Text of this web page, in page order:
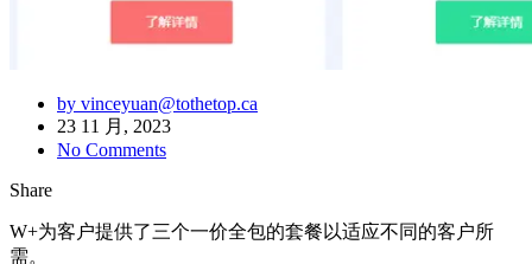
by vinceyuan@tothetop.ca
23 11 月, 2023
No Comments
Share
W+为客户提供了三个一价全包的套餐以适应不同的客户所
需。